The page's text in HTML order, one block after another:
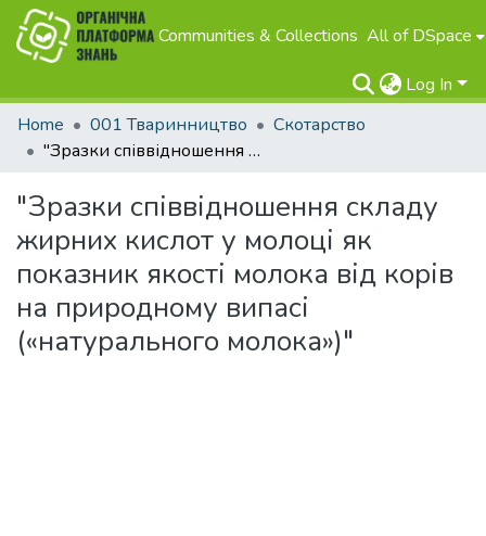
Communities & Collections All of DSpace
Log In
Home
001 Тваринництво
Скотарство
"Зразки співвідношення складу жирних кислот у молоці як показник якості молока від корів на природному випасі («натурального молока»)"
"Зразки співвідношення складу
жирних кислот у молоці як
показник якості молока від корів
на природному випасі
(«натурального молока»)"